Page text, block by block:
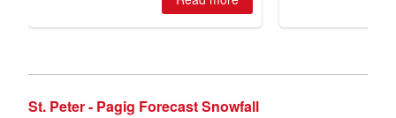
St. Peter - Pagig Forecast Snowfall